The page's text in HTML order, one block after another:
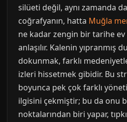
silüeti değil, aynı zamanda
coğrafyanın, hatta Muğla
ne kadar zengin bir tarihe ev
anlaşılır. Kalenin yıpranmış
dokunmak, farklı
izleri hissetmek gibidir. Bu
boyunca pek çok farklı
ilgisini çekmiştir; bu da onu
noktalarından biri yapar,